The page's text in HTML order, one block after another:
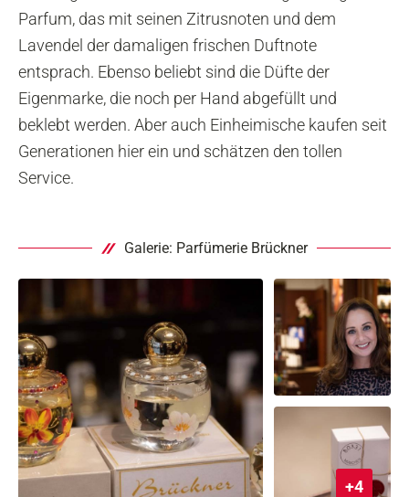
Parfum, das mit seinen Zitrusnoten und dem
Lavendel der damaligen frischen Duftnote
entsprach. Ebenso beliebt sind die Düfte der
Eigenmarke, die noch per Hand abgefüllt und
beklebt werden. Aber auch Einheimische kaufen seit
Generationen hier ein und schätzen den tollen
Service.
Galerie: Parfümerie Brückner
+4